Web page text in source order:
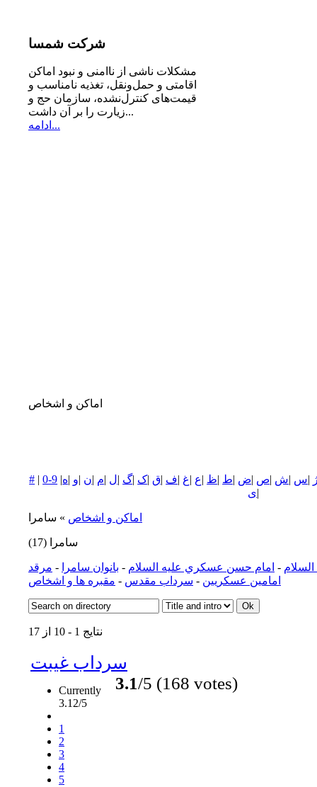
شرکت شمسا
مشكلات ناشی از ناامنی و نبود اماكن
اقامتی و حمل‌ونقل، تغذیه‌ نامناسب و
قیمت‌های كنترل‌نشده، سازمان حج و
زیارت را بر آن داشت...
ادامه...
اماکن و اشخاص
# |0-9 | |س |ش |ص |ض |ط |ظ |ع |غ |ف |ق |ک |گ |ل |م |ن |و |ه
|ی
اماکن و اشخاص » سامرا
سامرا (17)
- امام حسن عسكري عليه السلام - بانوان سامرا - مرقد
امامين عسكريين - سرداب مقدس - مقبره ها و اشخاص
نتایج 1 - 10 از 17
سرداب غيبت
Currently
3.12/5
1
2
3
4
5
3.1/5 (168 votes)